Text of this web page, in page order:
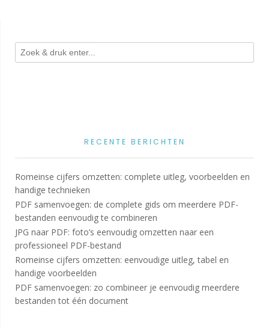
RECENTE BERICHTEN
Romeinse cijfers omzetten: complete uitleg, voorbeelden en
handige technieken
PDF samenvoegen: de complete gids om meerdere PDF-
bestanden eenvoudig te combineren
JPG naar PDF: foto’s eenvoudig omzetten naar een
professioneel PDF-bestand
Romeinse cijfers omzetten: eenvoudige uitleg, tabel en
handige voorbeelden
PDF samenvoegen: zo combineer je eenvoudig meerdere
bestanden tot één document